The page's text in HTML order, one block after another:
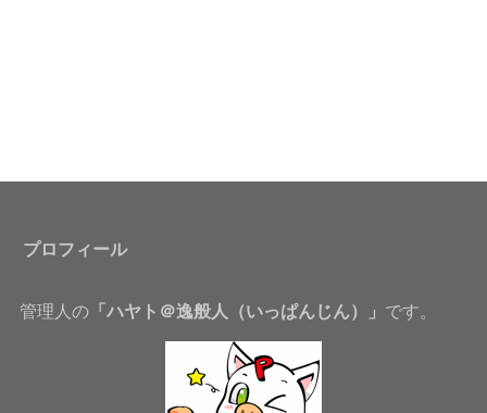
プロフィール
管理人の「ハヤト＠逸般人（いっぱんじん）」 です。